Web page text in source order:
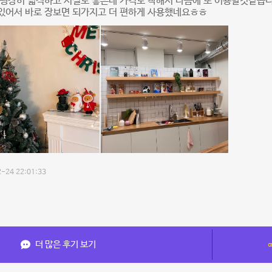
어서 바로 장보면 되가지고 더 편하게 사용했네요ㅎㅎ
24 22:01:33
더 많은 후기 보기